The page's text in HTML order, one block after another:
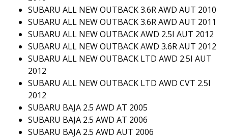
SUBARU ALL NEW OUTBACK 3.6R AWD AUT 2010
SUBARU ALL NEW OUTBACK 3.6R AWD AUT 2011
SUBARU ALL NEW OUTBACK AWD 2.5I AUT 2012
SUBARU ALL NEW OUTBACK AWD 3.6R AUT 2012
SUBARU ALL NEW OUTBACK LTD AWD 2.5I AUT
2012
SUBARU ALL NEW OUTBACK LTD AWD CVT 2.5I
2012
SUBARU BAJA 2.5 AWD AT 2005
SUBARU BAJA 2.5 AWD AT 2006
SUBARU BAJA 2.5 AWD AUT 2006